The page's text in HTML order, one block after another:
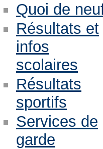
Quoi de
Résultats et
infos
scolaires
Résultats
sportifs
Services de
garde